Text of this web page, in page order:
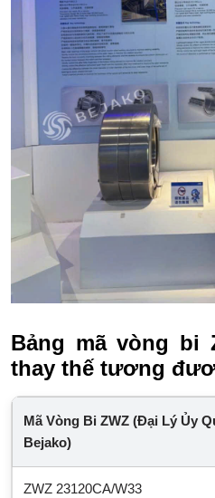
Bảng mã vòng bi
thay thế tương
Mã Vòng Bi ZWZ (Đại Lý Ủy
Bejako)
ZWZ 23120CA/W33